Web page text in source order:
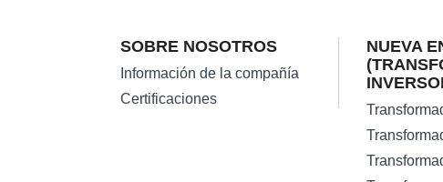
SOBRE NOSOTROS
Información de la compañía
Certificaciones
NUEVA